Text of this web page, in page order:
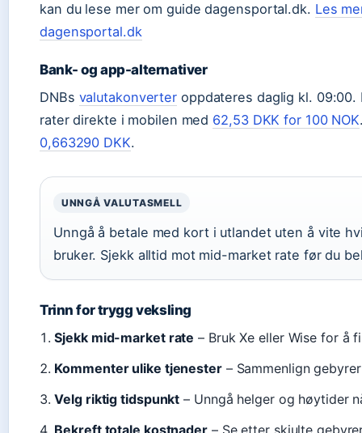
kan du lese mer om guide dagensportal.dk. Les
dagensportal.dk
Bank- og app-alternativer
DNBs valutakonverter oppdateres daglig kl.
rater direkte i mobilen med 62,53 DKK for 100 NOK
0,663290 DKK.
UNNGÅ VALUTASMELL
Unngå å betale med kort i utlandet uten å vite
bruker. Sjekk alltid mot mid-market rate før du
Trinn for trygg veksling
Sjekk mid-market rate – Bruk Xe eller Wise for å
Kommenter ulike tjenester– Sammenlign
Velg riktig tidspunkt – Unngå helger og høytider